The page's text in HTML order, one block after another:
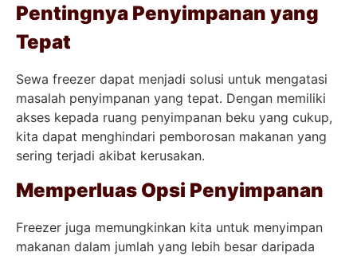
Pentingnya Penyimpanan yang
Tepat
Sewa freezer dapat menjadi solusi untuk mengatasi
masalah penyimpanan yang tepat. Dengan memiliki
akses kepada ruang penyimpanan beku yang cukup,
kita dapat menghindari pemborosan makanan yang
sering terjadi akibat kerusakan.
Memperluas Opsi Penyimpanan
Freezer juga memungkinkan kita untuk menyimpan
makanan dalam jumlah yang lebih besar daripada